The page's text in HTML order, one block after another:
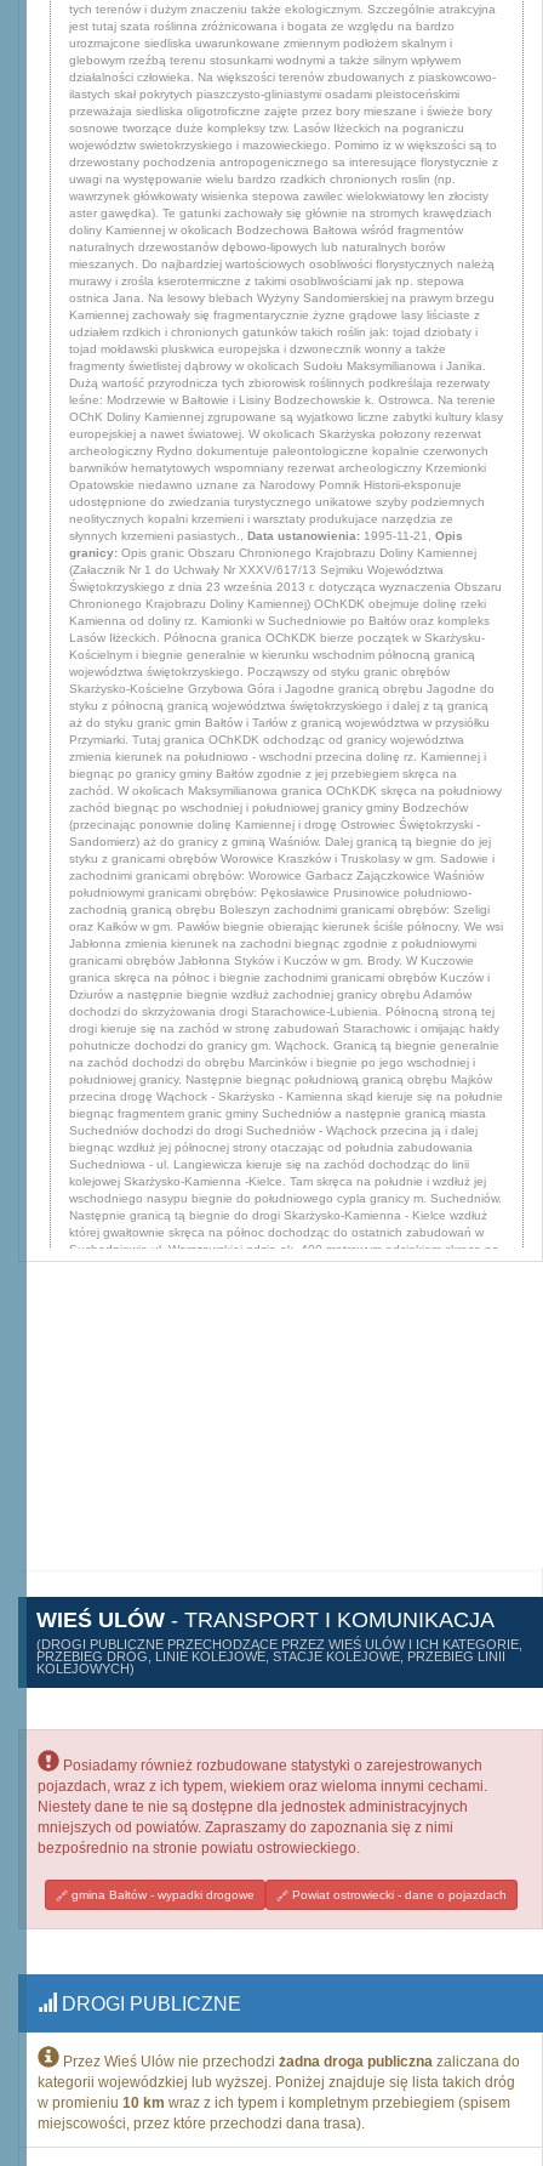
tych terenów i dużym znaczeniu także ekologicznym. Szczególnie atrakcyjna
jest tutaj szata roślinna zróżnicowana i bogata ze względu na bardzo
urozmajcone siedliska uwarunkowane zmiennym podłożem skalnym i
glebowym rzeźbą terenu stosunkami wodnymi a także silnym wpływem
działalności człowieka. Na większości terenów zbudowanych z piaskowcowo-
ilastych skał pokrytych piaszczysto-gliniastymi osadami pleistoceńskimi
przeważaja siedliska oligotroficzne zajęte przez bory mieszane i świeże bory
sosnowe tworzące duże kompleksy tzw. Lasów Iłżeckich na pograniczu
województw swietokrzyskiego i mazowieckiego. Pomimo iz w większości są to
drzewostany pochodzenia antropogenicznego sa interesujące florystycznie z
uwagi na występowanie wielu bardzo rzadkich chronionych roslin (np.
wawrzynek główkowaty wisienka stepowa zawilec wielokwiatowy len złocisty
aster gawędka). Te gatunki zachowały się głównie na stromych krawędziach
doliny Kamiennej w okolicach Bodzechowa Bałtowa wśród fragmentów
naturalnych drzewostanów dębowo-lipowych lub naturalnych borów
mieszanych. Do najbardziej wartościowych osobliwości florystycznych należą
murawy i zrośla kserotermiczne z takimi osobliwościami jak np. stepowa
ostnica Jana. Na lesowy blebach Wyżyny Sandomierskiej na prawym brzegu
Kamiennej zachowały się fragmentarycznie żyzne grądowe lasy liściaste z
udziałem rzdkich i chronionych gatunków takich roślin jak: tojad dziobaty i
tojad mołdawski pluskwica europejska i dzwonecznik wonny a także
fragmenty świetlistej dąbrowy w okolicach Sudołu Maksymilianowa i Janika.
Dużą wartość przyrodnicza tych zbiorowisk roślinnych podkreślaja rezerwaty
leśne: Modrzewie w Bałtowie i Lisiny Bodzechowskie k. Ostrowca. Na terenie
OChK Doliny Kamiennej zgrupowane są wyjatkowo liczne zabytki kultury klasy
europejskiej a nawet światowej. W okolicach Skarżyska połozony rezerwat
archeologiczny Rydno dokumentuje paleontologiczne kopalnie czerwonych
barwników hematytowych wspomniany rezerwat archeologiczny Krzemionki
Opatowskie niedawno uznane za Narodowy Pomnik Historii-eksponuje
udostępnione do zwiedzania turystycznego unikatowe szyby podziemnych
neolitycznych kopalni krzemieni i warsztaty produkujace narzędzia ze
słynnych krzemieni pasiastych., Data ustanowienia: 1995-11-21, Opis
granicy: Opis granic Obszaru Chronionego Krajobrazu Doliny Kamiennej
(Załacznik Nr 1 do Uchwały Nr XXXV/617/13 Sejmiku Województwa
Świętokrzyskiego z dnia 23 września 2013 r. dotycząca wyznaczenia Obszaru
Chronionego Krajobrazu Doliny Kamiennej) OChKDK obejmuje dolinę rzeki
Kamienna od doliny rz. Kamionki w Suchedniowie po Bałtów oraz kompleks
Lasów Iłżeckich. Północna granica OChKDK bierze początek w Skarżysku-
Kościelnym i biegnie generalnie w kierunku wschodnim północną granicą
województwa świętokrzyskiego. Począwszy od styku granic obrębów
Skarżysko-Kościelne Grzybowa Góra i Jagodne granicą obrębu Jagodne do
styku z północną granicą województwa świętokrzyskiego i dalej z tą granicą
aż do styku granic gmin Bałtów i Tarłów z granicą województwa w przysiółku
Przymiarki. Tutaj granica OChKDK odchodząc od granicy województwa
zmienia kierunek na południowo - wschodni przecina dolinę rz. Kamiennej i
biegnąc po granicy gminy Bałtów zgodnie z jej przebiegiem skręca na
zachód. W okolicach Maksymilianowa granica OChKDK skręca na południowy
zachód biegnąc po wschodniej i południowej granicy gminy Bodzechów
(przecinając ponownie dolinę Kamiennej i drogę Ostrowiec Świętokrzyski -
Sandomierz) aż do granicy z gminą Waśniów. Dalej granicą tą biegnie do jej
styku z granicami obrębów Worowice Kraszków i Truskolasy w gm. Sadowie i
zachodnimi granicami obrębów: Worowice Garbacz Zajączkowice Waśniów
południowymi granicami obrębów: Pękosławice Prusinowice południowo-
zachodnią granicą obrębu Boleszyn zachodnimi granicami obrębów: Szeligi
oraz Kałków w gm. Pawłów biegnie obierając kierunek ściśle północny. We wsi
Jabłonna zmienia kierunek na zachodni biegnąc zgodnie z południowymi
granicami obrębów Jabłonna Styków i Kuczów w gm. Brody. W Kuczowie
granica skręca na północ i biegnie zachodnimi granicami obrębów Kuczów i
Dziurów a następnie biegnie wzdłuż zachodniej granicy obrębu Adamów
dochodzi do skrzyżowania drogi Starachowice-Lubienia. Północną stroną tej
drogi kieruje się na zachód w stronę zabudowań Starachowic i omijając hałdy
pohutnicze dochodzi do granicy gm. Wąchock. Granicą tą biegnie generalnie
na zachód dochodzi do obrębu Marcinków i biegnie po jego wschodniej i
południowej granicy. Następnie biegnąc południową granicą obrębu Majków
przecina drogę Wąchock - Skarżysko - Kamienna skąd kieruje się na południe
biegnąc fragmentem granic gminy Suchedniów a następnie granicą miasta
Suchedniów dochodzi do drogi Suchedniów - Wąchock przecina ją i dalej
biegnąc wzdłuż jej północnej strony otaczając od południa zabudowania
Suchedniowa - ul. Langiewicza kieruje się na zachód dochodząc do linii
kolejowej Skarżysko-Kamienna -Kielce. Tam skręca na południe i wzdłuż jej
wschodniego nasypu biegnie do południowego cypla granicy m. Suchedniów.
Następnie granicą tą biegnie do drogi Skarżysko-Kamienna - Kielce wzdłuż
której gwałtownie skręca na północ dochodząc do ostatnich zabudowań w
Suchedniowie ul. Warszawskiej gdzie ok. 400 metrowym odcinkiem skręca na
wschód a następnie na północny wschód biegnąc drogami lokalnymi do styku
WIEŚ ULÓW - TRANSPORT I KOMUNIKACJA
(DROGI PUBLICZNE PRZECHODZĄCE PRZEZ WIEŚ ULÓW I ICH KATEGORIE,
PRZEBIEG DRÓG, LINIE KOLEJOWE, STACJE KOLEJOWE, PRZEBIEG LINII
KOLEJOWYCH)
Posiadamy również rozbudowane statystyki o zarejestrowanych
pojazdach, wraz z ich typem, wiekiem oraz wieloma innymi cechami.
Niestety dane te nie są dostępne dla jednostek administracyjnych
mniejszych od powiatów. Zapraszamy do zapoznania się z nimi
bezpośrednio na stronie powiatu ostrowieckiego.
gmina Bałtów - wypadki drogowe Powiat ostrowiecki - dane o pojazdach
DROGI PUBLICZNE
Przez Wieś Ulów nie przechodzi żadna droga publiczna zaliczana do
kategorii wojewódzkiej lub wyższej. Poniżej znajduje się lista takich dróg
w promieniu 10 km wraz z ich typem i kompletnym przebiegiem (spisem
miejscowości, przez które przechodzi dana trasa).